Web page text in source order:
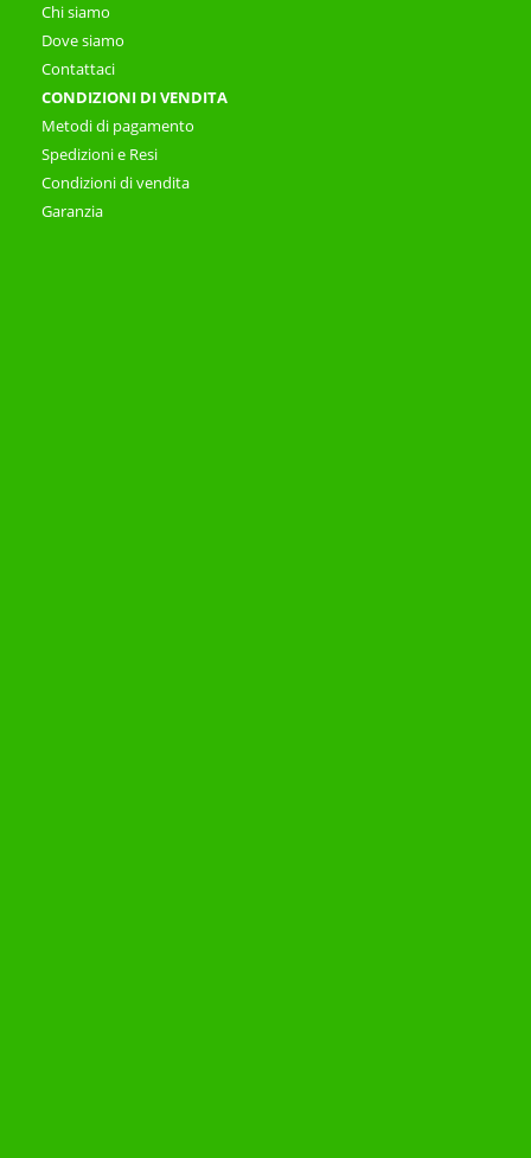
Chi siamo
Dove siamo
Contattaci
CONDIZIONI DI VENDITA
Metodi di pagamento
Spedizioni e Resi
Condizioni di vendita
Garanzia